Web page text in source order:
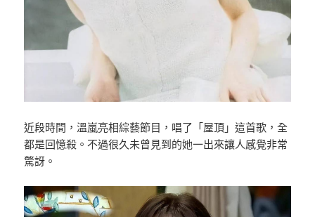
近段時間，溫嵐亮相綜藝節目，唱了「屋頂」這首歌，全
都是回憶殺。不過很久未曾見到的她一出來讓人感覺非常
驚訝。